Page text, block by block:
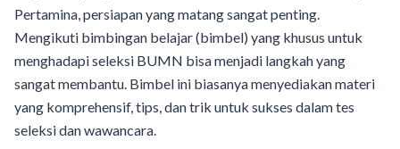
Pertamina, persiapan yang matang sangat penting.
Mengikuti bimbingan belajar (bimbel) yang khusus untuk
menghadapi seleksi BUMN bisa menjadi langkah yang
sangat membantu. Bimbel ini biasanya menyediakan materi
yang komprehensif, tips, dan trik untuk sukses dalam tes
seleksi dan wawancara.